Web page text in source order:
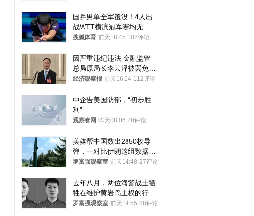
国乒男单全军覆没！4人出
战WTT横滨冠军赛均无缘
八强
搜狐体育 前天18:45 102评论
因严重违纪违法 金融监管
总局原局长李云泽被罢免全
国人大代表
经济观察报 前天16:24 112评论
中企告美国防部，“初步胜
利”
观察者网 昨天08:06 28评论
美媒帮中国数出2850枚导
弹，一对比伊朗这组数据，
发现出大事了
罗富强观察室 前天14:48 27评论
去年八月，两位海警战士牺
牲在维护黄岩岛主权的行动
中
罗富强观察室 前天14:55 88评论